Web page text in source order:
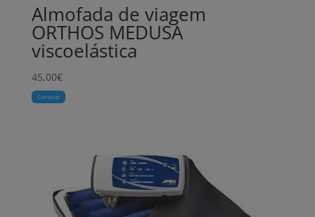
Almofada de viagem
ORTHOS MEDUSA
viscoelástica
45,00€
Comprar